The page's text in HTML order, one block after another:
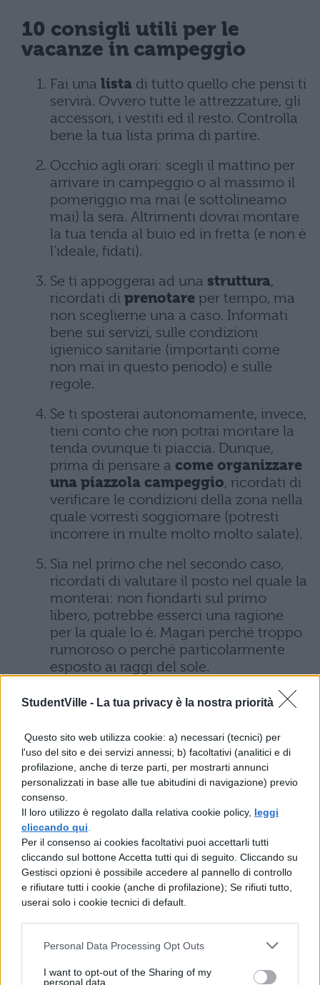
StudentVille - La tua privacy è la nostra priorità
Questo sito web utilizza cookie: a) necessari (tecnici) per
l'uso del sito e dei servizi annessi; b) facoltativi (analitici e di
profilazione, anche di terze parti, per mostrarti annunci
personalizzati in base alle tue abitudini di navigazione) previo
consenso.
Il loro utilizzo è regolato dalla relativa cookie policy, leggi
cliccando qui
Per il consenso ai cookies facoltativi puoi accettarli tutti
cliccando sul bottone Accetta tutti qui di seguito. Cliccando su
Gestisci opzioni è possibile accedere al pannello di controllo
e rifiutare tutti i cookie (anche di profilazione); Se rifiuti tutto,
userai solo i cookie tecnici di default.
Personal Data Processing Opt Outs
I want to opt-out of the Sharing of my
personal data.
10 consigli utili per le
vacanze in campeggio
Fai una lista di tutto quello che pensi ti
servirà. Ovvero tutte le attrezzature, gli
accessori, i vestiti ed il resto. Controlla
bene la tua lista prima di partire.
Occhio agli orari: scegli il mattino per
arrivare in campeggio o al massimo il
pomeriggio ma mai (e sottolineamo
mai) la sera. Altrimenti dovrai montare
la tua tenda al buio ed in fretta (e non è
l’ideale, fidati).
Se ti appoggerai ad una struttura,
ricordati di prenotare per tempo, ma
non sceglierne una a caso. Informati
bene sui servizi, sulle condizioni
igienico sanitarie (importanti come
non mai in questo periodo) e sulle
regole.
Se ti sposterai autonomamente, invece,
tieni conto che non potrai montare la
tenda ovunque ti piaccia. Dunque,
prima di pensare a come organizzare
una piazzola campeggio, ricordati di
verificare le condizioni della zona nella
quale vorresti soggiornare (potresti
incorrere in multe molto molto salate).
Sia nel primo che nel secondo caso,
ricordati di valutare il posto nel quale la
monterai: non fiondarti sul primo
libero, potrebbe esserci una ragione
per la quale lo è. Magari perché troppo
rumoroso o perché particolarmente
esposto ai raggi del sole.
Non esagerare con ledimensioni
. Anziché sulla grandezza,
punta sulla qualità ed in particolare sul
fatto che abbia il fondo rinforzato in
modo da concederti di dormire sonni
più o meno tranquilli (senza avvertire
rami o sassi sotto la schiena).
Se hai deciso di fare campeggio libero,
cerca di non posizionarti troppo vicino
a correnti d’acqua, fiumi o
avvallamenti: se piove, ti ritroverai
immerso in una pozza d’acqua
posizionarla neanche sotto un albero
da cui possano cadere resina, noci o